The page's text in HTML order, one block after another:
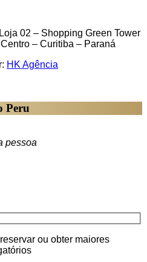
02 – Shopping Green Tower
– Curitiba – Paraná
HK Agência
Peru
pessoa
ou obter maiores